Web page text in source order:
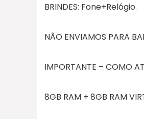
BRINDES: Fone+Relógio.
NÃO ENVIAMOS PARA
IMPORTANTE – COMO
8GB RAM + 8GB RAM